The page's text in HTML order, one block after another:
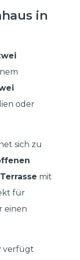
in
oder
sich zu
mit
für
einen
verfügt